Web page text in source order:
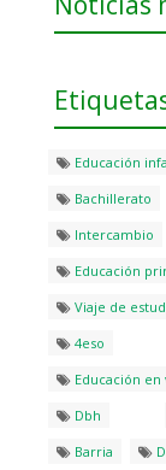
Educación
Bachillerato
Intercambio
Educación
Viaje de
4eso
Educación en
Dbh
Barria